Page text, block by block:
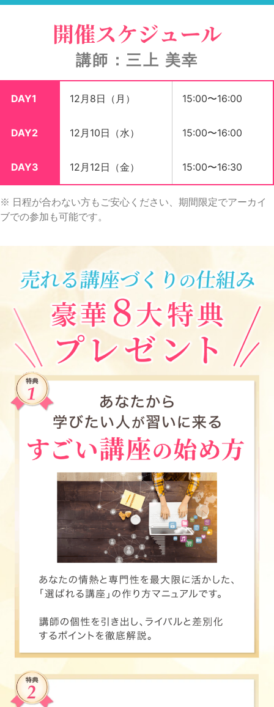
開催スケジュール
講師：三上 美幸
DAY1 12月8日（月） 15:00〜16:00
DAY2 12月10日（水） 15:00〜16:00
DAY3 12月12日（金） 15:00〜16:30
※ 日程が合わない方もご安心ください、期間限定でアーカイ
ブでの参加も可能です。